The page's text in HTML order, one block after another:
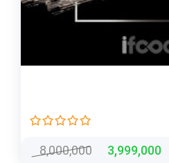
8,000,000 3,999,000